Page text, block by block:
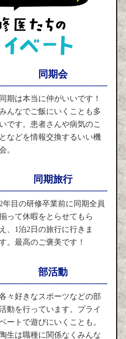
同期会
同期は本当に仲がいいです！
んなでご飯にいくことも多
いです。患者さんや病気のこ
となどを情報交換するいい機
。
同期旅行
2年目の研修卒業前に同期全員
って休暇をとらせてもら
え、1泊2日の旅行に行きま
。最高のご褒美です！
部活動
々好きなスポーツなどの部
動を行っています。プライ
ートで遊びにいくことも。
陶生は職種に関係なくみんな